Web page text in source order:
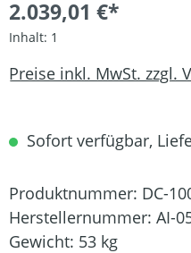
2.039,01 €*
Inhalt: 1
Preise inkl. MwSt. zzgl.
Sofort verfügbar,
Produktnummer: DC-
Herstellernummer: AI-
Gewicht: 53 kg